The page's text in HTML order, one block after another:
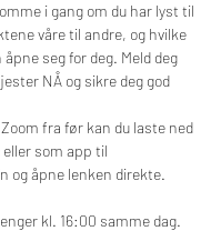
i gang om du har lyst til
våre til andre, og hvilke
seg for deg. Meld deg
NÅ og sikre deg god
fra før kan du laste ned
eller som app til
og åpne lenken direkte.
kl. 16:00 samme dag.